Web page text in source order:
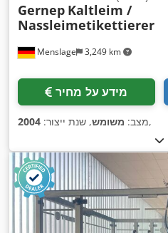
Menslage 3,249 km
Gernep Kaltleim /
Nassleimetikettierer
מידע על מחיר
מצב: משומש, שנת ייצור: 2004 ,